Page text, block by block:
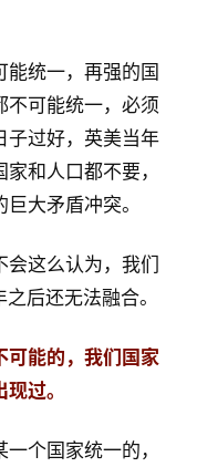
能统一，再强的国
不可能统一，必须
子过好，英美当年
和人口都不要，
大矛盾冲突。
这么认为，我们
后还无法融合。
可能的，我们国家
过。
个国家统一的，